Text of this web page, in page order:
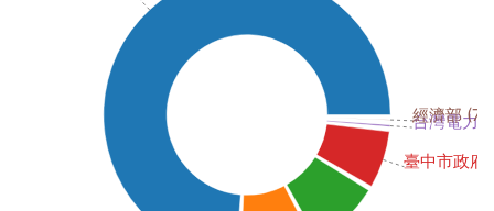
臺中市政府
台灣電力
經濟部